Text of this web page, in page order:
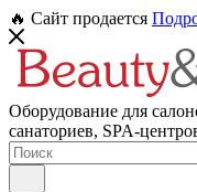
🔥 Сайт продается
Оборудование для
санаториев, SPA-